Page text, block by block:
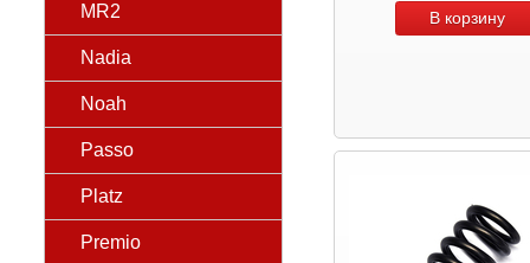
MR2
Nadia
Noah
Passo
Platz
Premio